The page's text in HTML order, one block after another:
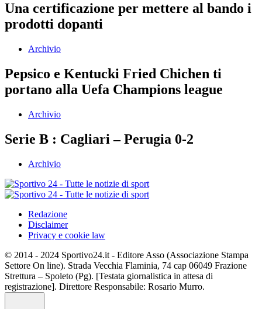
Una certificazione per mettere al bando i
prodotti dopanti
Archivio
Pepsico e Kentucki Fried Chichen ti
portano alla Uefa Champions league
Archivio
Serie B : Cagliari – Perugia 0-2
Archivio
Redazione
Disclaimer
Privacy e cookie law
© 2014 - 2024 Sportivo24.it - Editore Asso (Associazione Stampa
Settore On line). Strada Vecchia Flaminia, 74 cap 06049 Frazione
Strettura – Spoleto (Pg). [Testata giornalistica in attesa di
registrazione]. Direttore Responsabile: Rosario Murro.